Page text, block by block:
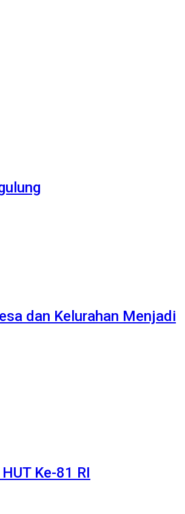
dan Kelurahan Menjadi
Ke-81 RI